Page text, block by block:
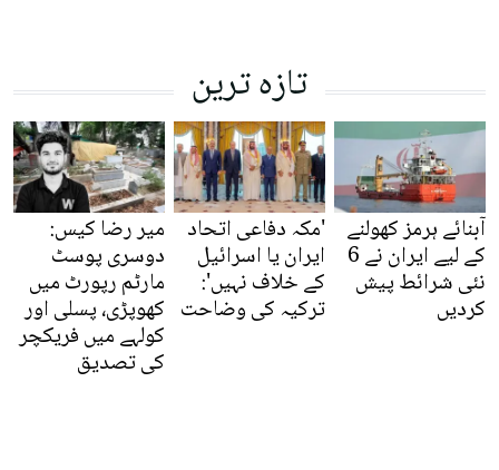
تازہ ترین
آبنائے ہرمز کھولنے
کے لیے ایران نے 6
نئی شرائط پیش
کردیں
'مکہ دفاعی اتحاد
ایران یا اسرائیل
کے خلاف نہیں':
ترکیہ کی وضاحت
میر رضا کیس:
دوسری پوسٹ
مارٹم رپورٹ میں
کھوپڑی، پسلی اور
کولہے میں فریکچر
کی تصدیق